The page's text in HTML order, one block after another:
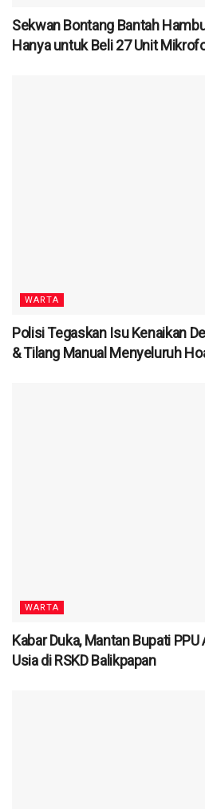
Sekwan Bontang Bantah
Hanya untuk Beli 27 Unit
WARTA
Polisi Tegaskan Isu Kenaikan
& Tilang Manual Menyeluruh
WARTA
Kabar Duka, Mantan Bupati
Usia di RSKD Balikpapan